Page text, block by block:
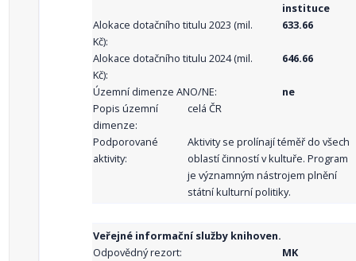
instituce
Alokace dotačního titulu 2023 (mil.
Kč):
633.66
Alokace dotačního titulu 2024 (mil.
Kč):
646.66
Územní dimenze ANO/NE:
ne
Popis územní
dimenze:
celá ČR
Podporované
aktivity:
Aktivity se prolínají téměř do všech
oblastí činností v kultuře. Program
je významným nástrojem plnění
státní kulturní politiky.
Veřejné informační služby knihoven.
Odpovědný rezort:
MK